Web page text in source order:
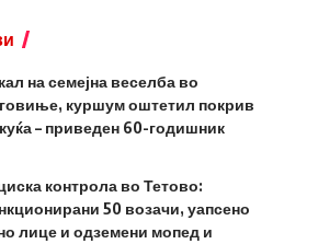
на семејна веселба во
куршум оштетил покрив
– приведен 60-годишник
контрола во Тетово:
50 возачи, уапсено
лице и одземени мопед и